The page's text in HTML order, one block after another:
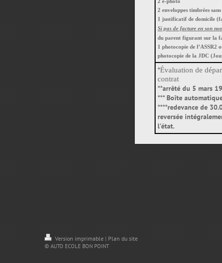
2 enveloppes timbrées sans
1 justificatif de domicile
Si pas de facture en son
du parent figurant sur la
1 photocopie de l’ASSR2
photocopie de la JDC
*Évaluation de
contrat
**arrêté du 5 mars
*** Boîte
****redevance de
reversée
l'état.
Version imprimable | Plan du site
© AUTO ECOLE BON POINT